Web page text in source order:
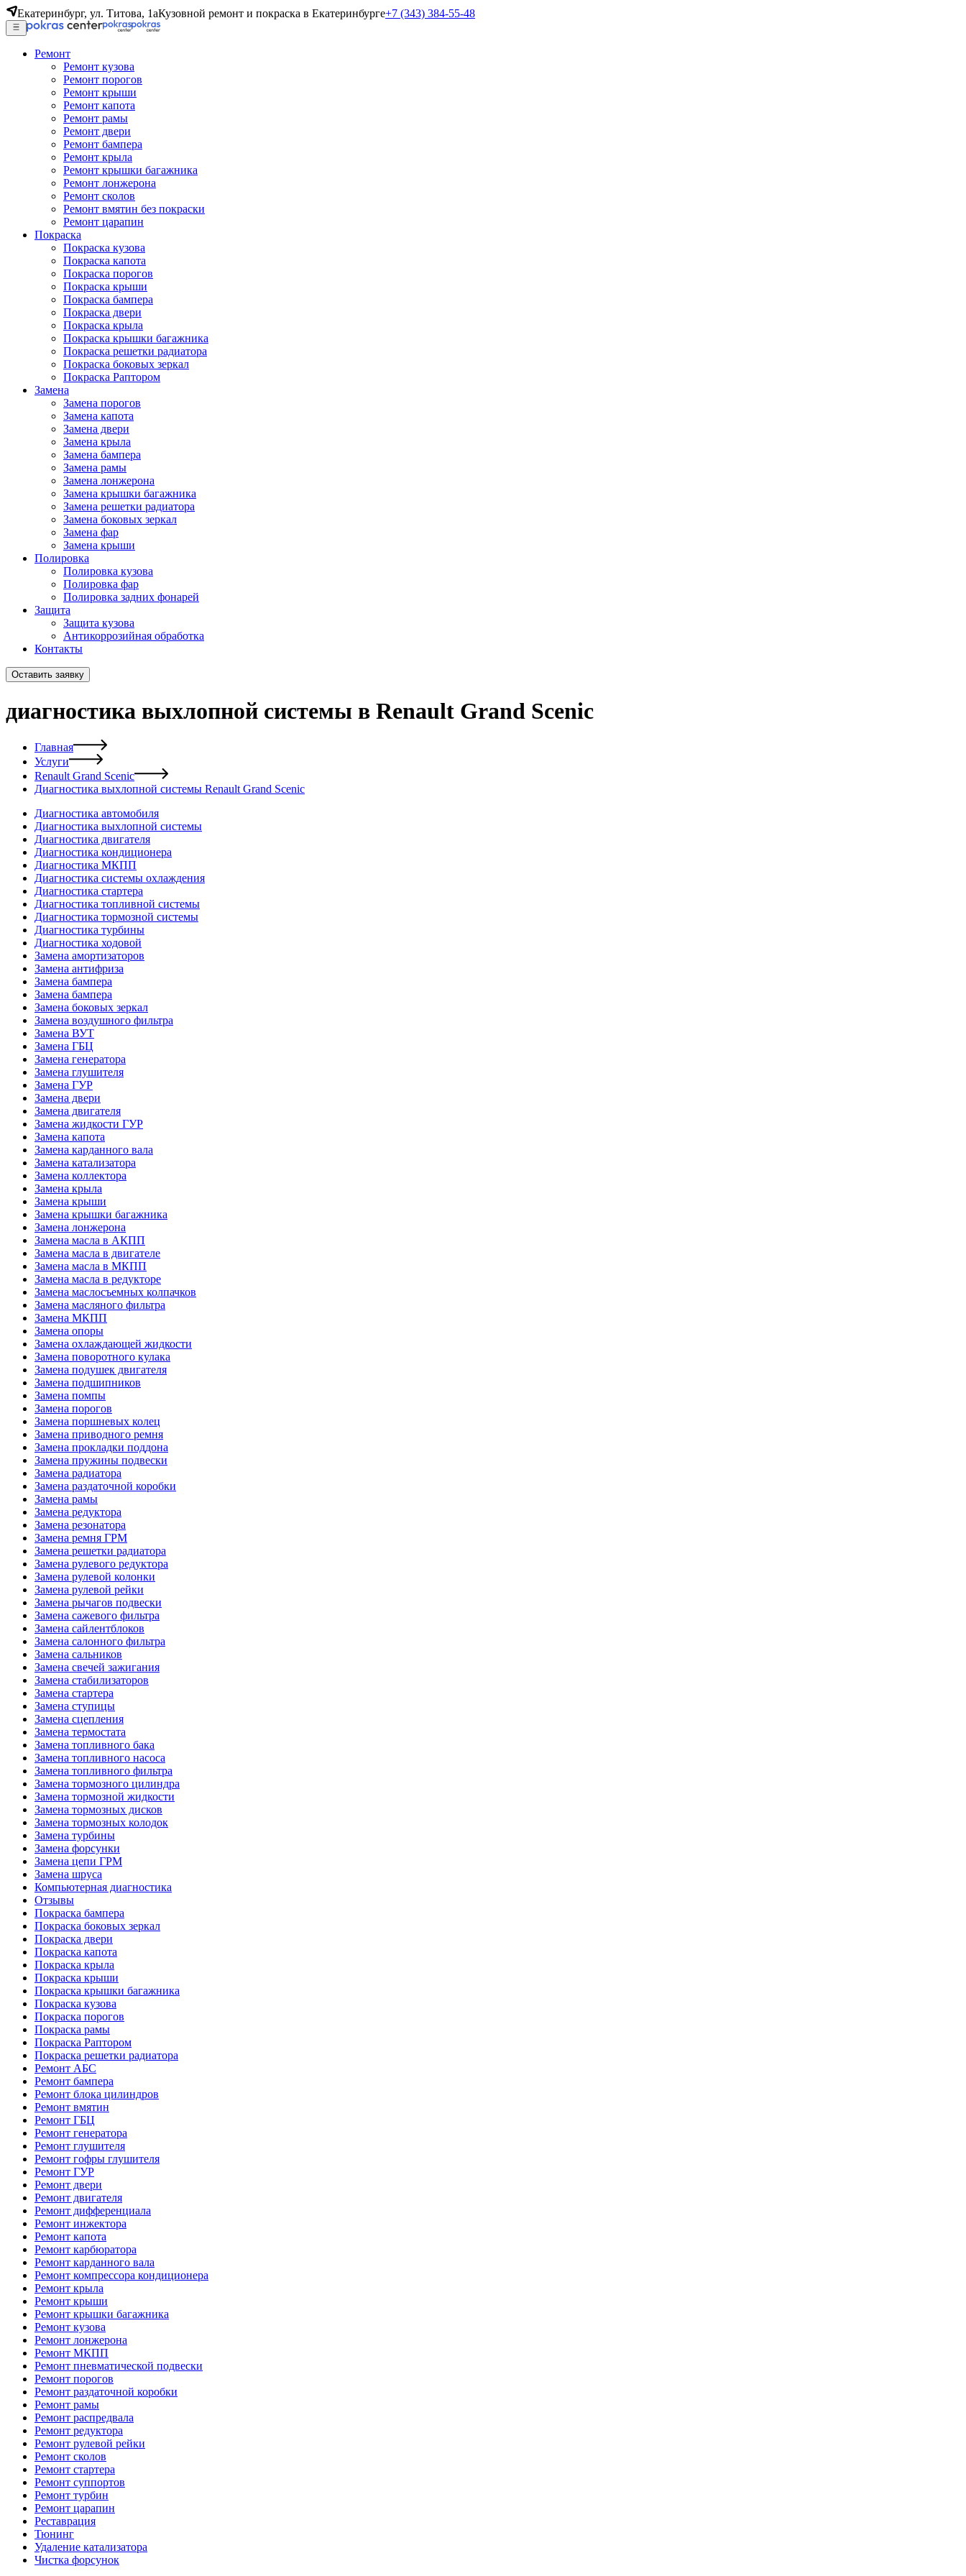
Екатеринбург, ул. Титова, 1аКузовной ремонт и покраска в Екатеринбурге+7 (343) 384-55-48
Ремонт
Ремонт кузова
Ремонт порогов
Ремонт крыши
Ремонт капота
Ремонт рамы
Ремонт двери
Ремонт бампера
Ремонт крыла
Ремонт крышки багажника
Ремонт лонжерона
Ремонт сколов
Ремонт вмятин без покраски
Ремонт царапин
Покраска
Покраска кузова
Покраска капота
Покраска порогов
Покраска крыши
Покраска бампера
Покраска двери
Покраска крыла
Покраска крышки багажника
Покраска решетки радиатора
Покраска боковых зеркал
Покраска Раптором
Замена
Замена порогов
Замена капота
Замена двери
Замена крыла
Замена бампера
Замена рамы
Замена лонжерона
Замена крышки багажника
Замена решетки радиатора
Замена боковых зеркал
Замена фар
Замена крыши
Полировка
Полировка кузова
Полировка фар
Полировка задних фонарей
Защита
Защита кузова
Антикоррозийная обработка
Контакты
Оставить заявку
диагностика выхлопной системы в Renault Grand Scenic
Главная
Услуги
Renault Grand Scenic
Диагностика выхлопной системы Renault Grand Scenic
Диагностика автомобиля
Диагностика выхлопной системы
Диагностика двигателя
Диагностика кондиционера
Диагностика МКПП
Диагностика системы охлаждения
Диагностика стартера
Диагностика топливной системы
Диагностика тормозной системы
Диагностика турбины
Диагностика ходовой
Замена амортизаторов
Замена антифриза
Замена бампера
Замена бампера
Замена боковых зеркал
Замена воздушного фильтра
Замена ВУТ
Замена ГБЦ
Замена генератора
Замена глушителя
Замена ГУР
Замена двери
Замена двигателя
Замена жидкости ГУР
Замена капота
Замена карданного вала
Замена катализатора
Замена коллектора
Замена крыла
Замена крыши
Замена крышки багажника
Замена лонжерона
Замена масла в АКПП
Замена масла в двигателе
Замена масла в МКПП
Замена масла в редукторе
Замена маслосъемных колпачков
Замена масляного фильтра
Замена МКПП
Замена опоры
Замена охлаждающей жидкости
Замена поворотного кулака
Замена подушек двигателя
Замена подшипников
Замена помпы
Замена порогов
Замена поршневых колец
Замена приводного ремня
Замена прокладки поддона
Замена пружины подвески
Замена радиатора
Замена раздаточной коробки
Замена рамы
Замена редуктора
Замена резонатора
Замена ремня ГРМ
Замена решетки радиатора
Замена рулевого редуктора
Замена рулевой колонки
Замена рулевой рейки
Замена рычагов подвески
Замена сажевого фильтра
Замена сайлентблоков
Замена салонного фильтра
Замена сальников
Замена свечей зажигания
Замена стабилизаторов
Замена стартера
Замена ступицы
Замена сцепления
Замена термостата
Замена топливного бака
Замена топливного насоса
Замена топливного фильтра
Замена тормозного цилиндра
Замена тормозной жидкости
Замена тормозных дисков
Замена тормозных колодок
Замена турбины
Замена форсунки
Замена цепи ГРМ
Замена шруса
Компьютерная диагностика
Отзывы
Покраска бампера
Покраска боковых зеркал
Покраска двери
Покраска капота
Покраска крыла
Покраска крыши
Покраска крышки багажника
Покраска кузова
Покраска порогов
Покраска рамы
Покраска Раптором
Покраска решетки радиатора
Ремонт АБС
Ремонт бампера
Ремонт блока цилиндров
Ремонт вмятин
Ремонт ГБЦ
Ремонт генератора
Ремонт глушителя
Ремонт гофры глушителя
Ремонт ГУР
Ремонт двери
Ремонт двигателя
Ремонт дифференциала
Ремонт инжектора
Ремонт капота
Ремонт карбюратора
Ремонт карданного вала
Ремонт компрессора кондиционера
Ремонт крыла
Ремонт крыши
Ремонт крышки багажника
Ремонт кузова
Ремонт лонжерона
Ремонт МКПП
Ремонт пневматической подвески
Ремонт порогов
Ремонт раздаточной коробки
Ремонт рамы
Ремонт распредвала
Ремонт редуктора
Ремонт рулевой рейки
Ремонт сколов
Ремонт стартера
Ремонт суппортов
Ремонт турбин
Ремонт царапин
Реставрация
Тюнинг
Удаление катализатора
Чистка форсунок